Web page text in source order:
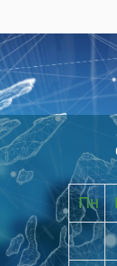
Пн